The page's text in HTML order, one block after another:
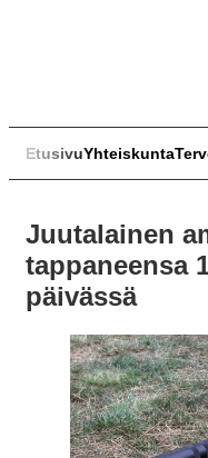
EtusivuYhteiskunta
Juutalainen
tappaneensa
päivässä